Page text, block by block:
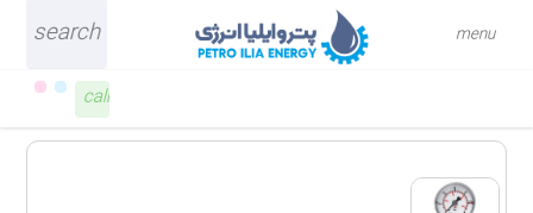
close menu
search
call